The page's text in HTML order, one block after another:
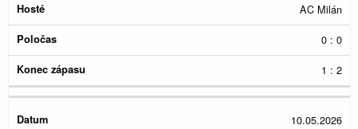
AC Milán
0 : 0
1 : 2
10.05.2026